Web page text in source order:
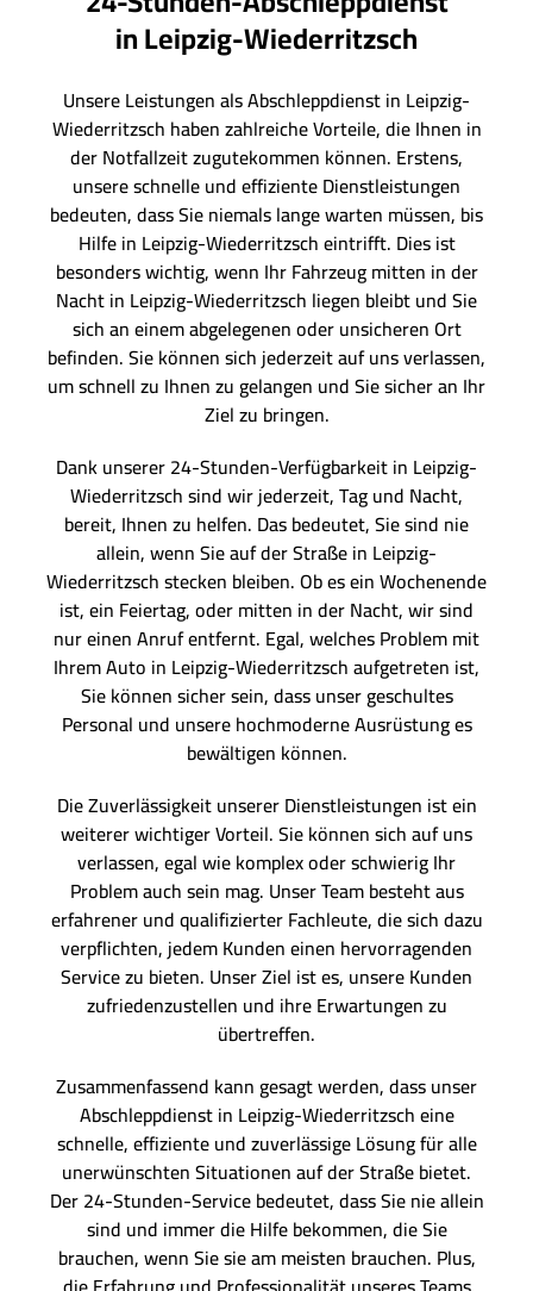
in Leipzig-Wiederritzsch
Unsere Leistungen als Abschleppdienst in Leipzig-
Wiederritzsch haben zahlreiche Vorteile, die Ihnen in
der Notfallzeit zugutekommen können. Erstens,
unsere schnelle und effiziente Dienstleistungen
bedeuten, dass Sie niemals lange warten müssen, bis
Hilfe in Leipzig-Wiederritzsch eintrifft. Dies ist
besonders wichtig, wenn Ihr Fahrzeug mitten in der
Nacht in Leipzig-Wiederritzsch liegen bleibt und Sie
sich an einem abgelegenen oder unsicheren Ort
befinden. Sie können sich jederzeit auf uns verlassen,
um schnell zu Ihnen zu gelangen und Sie sicher an Ihr
Ziel zu bringen.
Dank unserer 24-Stunden-Verfügbarkeit in Leipzig-
Wiederritzsch sind wir jederzeit, Tag und Nacht,
bereit, Ihnen zu helfen. Das bedeutet, Sie sind nie
allein, wenn Sie auf der Straße in Leipzig-
Wiederritzsch stecken bleiben. Ob es ein Wochenende
ist, ein Feiertag, oder mitten in der Nacht, wir sind
nur einen Anruf entfernt. Egal, welches Problem mit
Ihrem Auto in Leipzig-Wiederritzsch aufgetreten ist,
Sie können sicher sein, dass unser geschultes
Personal und unsere hochmoderne Ausrüstung es
bewältigen können.
Die Zuverlässigkeit unserer Dienstleistungen ist ein
weiterer wichtiger Vorteil. Sie können sich auf uns
verlassen, egal wie komplex oder schwierig Ihr
Problem auch sein mag. Unser Team besteht aus
erfahrener und qualifizierter Fachleute, die sich dazu
verpflichten, jedem Kunden einen hervorragenden
Service zu bieten. Unser Ziel ist es, unsere Kunden
zufriedenzustellen und ihre Erwartungen zu
übertreffen.
Zusammenfassend kann gesagt werden, dass unser
Abschleppdienst in Leipzig-Wiederritzsch eine
schnelle, effiziente und zuverlässige Lösung für alle
unerwünschten Situationen auf der Straße bietet.
Der 24-Stunden-Service bedeutet, dass Sie nie allein
sind und immer die Hilfe bekommen, die Sie
brauchen, wenn Sie sie am meisten brauchen. Plus,